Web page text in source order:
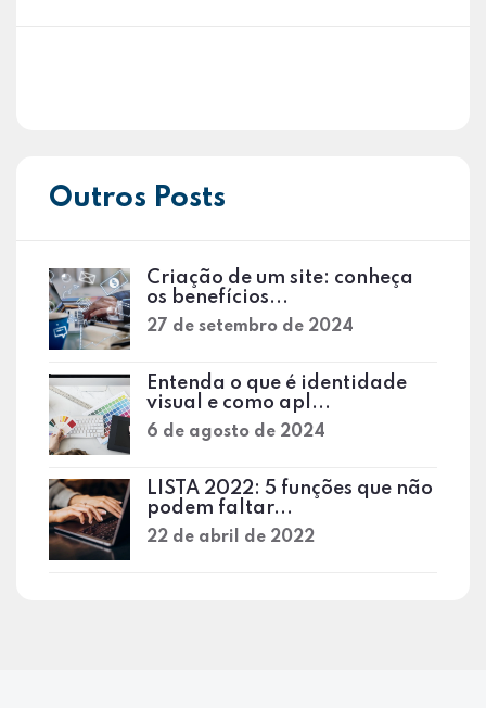
Outros Posts
Criação de um site: conheça
os benefícios...
27 de setembro de 2024
Entenda o que é identidade
visual e como apl...
6 de agosto de 2024
LISTA 2022: 5 funções que não
podem faltar...
22 de abril de 2022